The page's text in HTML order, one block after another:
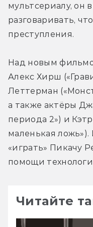
мультсериалу, он
разговаривать,
преступления.
Над новым
Алекс Хирш
Леттерман
а также актёры
периода 2») и
маленькая
«играть» Пикачу
помощи
Читайте